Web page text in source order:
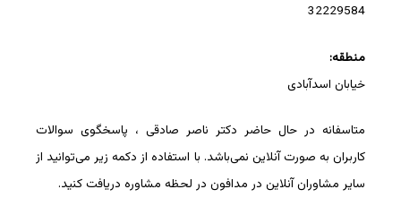
32229584
منطقه:
خیابان اسدآبادی
متاسفانه در حال حاضر دکتر ناصر صادقی ، پاسخگوی سوالات
کاربران به صورت آنلاین نمی‌باشد. با استفاده از دکمه زیر می‌توانید از
سایر مشاوران آنلاین در مدافون در لحظه مشاوره دریافت کنید.